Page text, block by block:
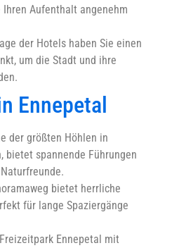
Aufenthalt angenehm
der Hotels haben Sie einen
um die Stadt und ihre
Ennepetal
der größten Höhlen in
bietet spannende Führungen
bietet herrliche
für lange Spaziergänge
Ennepetal mit